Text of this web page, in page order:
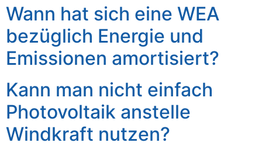
Wann hat sich eine WEA
bezüglich Energie und
Emissionen amortisiert?
Kann man nicht einfach
Photovoltaik anstelle
Windkraft nutzen?